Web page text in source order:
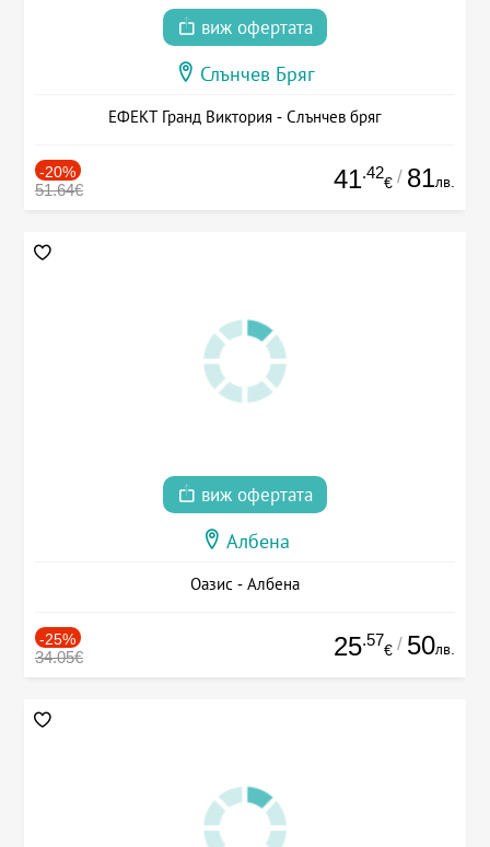
виж офертата
Слънчев Бряг
ЕФЕКТ Гранд Виктория - Слънчев бряг
-20%
51.64€ 41.42
€ / 81лв.
виж офертата
Албена
Оазис - Албена
-25%
34.05€ 25.57
€ / 50лв.